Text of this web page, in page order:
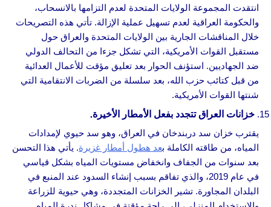
انتقدت المجموعة الولايات المتحدة لعدم التزامها بالانسحاب،
والحكومة العراقية لعدم تسهيل عملية الإزالة. تأتي هذه التصريحات
خلال المناقشات الجارية بين الولايات المتحدة والعراق حول
مستقبل القوات الأمريكية، التي تشكل جزءا من التحالف الدولي
ضد الجهاديين. استؤنف الحوار بعد تعليق مؤقت للأعمال العدائية
من قبل كتائب حزب الله، بعد سلسلة من الضربات الانتقامية التي
شنتها القوات الأمريكية.
خزانات العراق تتجدد بفعل الأمطار الأخيرة.
يقترب خزان سد دربندخان في العراق، وهو سد حيوي لإمدادات
المياه، من طاقته الكاملة بعد هطول أمطار غزيرة. يأتي هذا التحسن
بعد سنوات من الجفاف وانخفاض مستويات المياه بشكل قياسي
في عام 2019، والذي تفاقم بسبب إنشاء السدود عند المنبع في
البلدان المجاورة. تشير الخزانات المتجددة، وهي حيوية للزراعة